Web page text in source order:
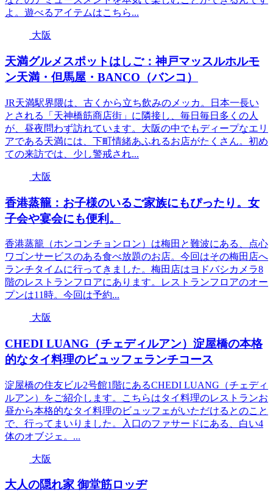
よ。遊べるアイテムはこちら...
大阪
天満グルメスポットはしご：神戸マッスルホルモ
ン天満・但馬屋・BANCO（バンコ）
JR天満駅界隈は、古くから立ち飲みのメッカ。日本一長い
とされる「天神橋筋商店街」に隣接し、毎日毎日多くの人
が、昼夜問わず訪れています。大阪の中でもディープなエリ
アである天満には、下町情緒あふれるお店がたくさん。初め
ての来訪では、少し警戒され...
大阪
香港蒸籠：お子様のいるご家族にもぴったり。女
子会や宴会にも便利。
香港蒸籠（ホンコンチョンロン）は梅田と難波にある、点心
ワゴンサービスのある食べ放題のお店。今回はその梅田店へ
ランチタイムに行ってきました。梅田店はヨドバシカメラ8
階のレストランフロアにあります。レストランフロアのオー
プンは11時。今回は予約...
大阪
CHEDI LUANG（チェディルアン）淀屋橋の本格
的なタイ料理のビュッフェランチコース
淀屋橋の住友ビル2号館1階にあるCHEDI LUANG（チェディ
ルアン）をご紹介します。こちらはタイ料理のレストランお
昼から本格的なタイ料理のビュッフェがいただけるとのこと
で、行ってまいりました。入口のファサードにある、白い4
体のオブジェ。...
大阪
大人の隠れ家 御堂筋ロッヂ